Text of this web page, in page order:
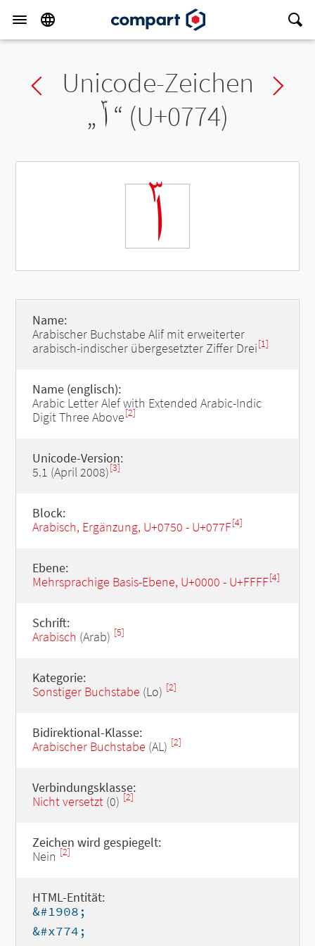
Previous char
Unicode-Zeichen
„ ݴ “ (U+0774)
ݴ
Name:
Arabischer Buchstabe Alif mit erweiterter
arabisch-indischer übergesetzter Ziffer Drei[1]
Name (englisch):
Arabic Letter Alef with Extended Arabic-Indic
Digit Three Above[2]
Unicode-Version:
5.1 (April 2008)[3]
Block:
Arabisch, Ergänzung, U+0750 - U+077F[4]
Ebene:
Mehrsprachige Basis-Ebene, U+0000 - U+FFFF[4]
Schrift:
Arabisch (Arab) [5]
Kategorie:
Sonstiger Buchstabe (Lo) [2]
Bidirektional-Klasse:
Arabischer Buchstabe (AL) [2]
Verbindungsklasse:
Nicht versetzt(0) [2]
Zeichen wird gespiegelt:
Nein [2]
HTML-Entität:
&#1908;
&#x774;